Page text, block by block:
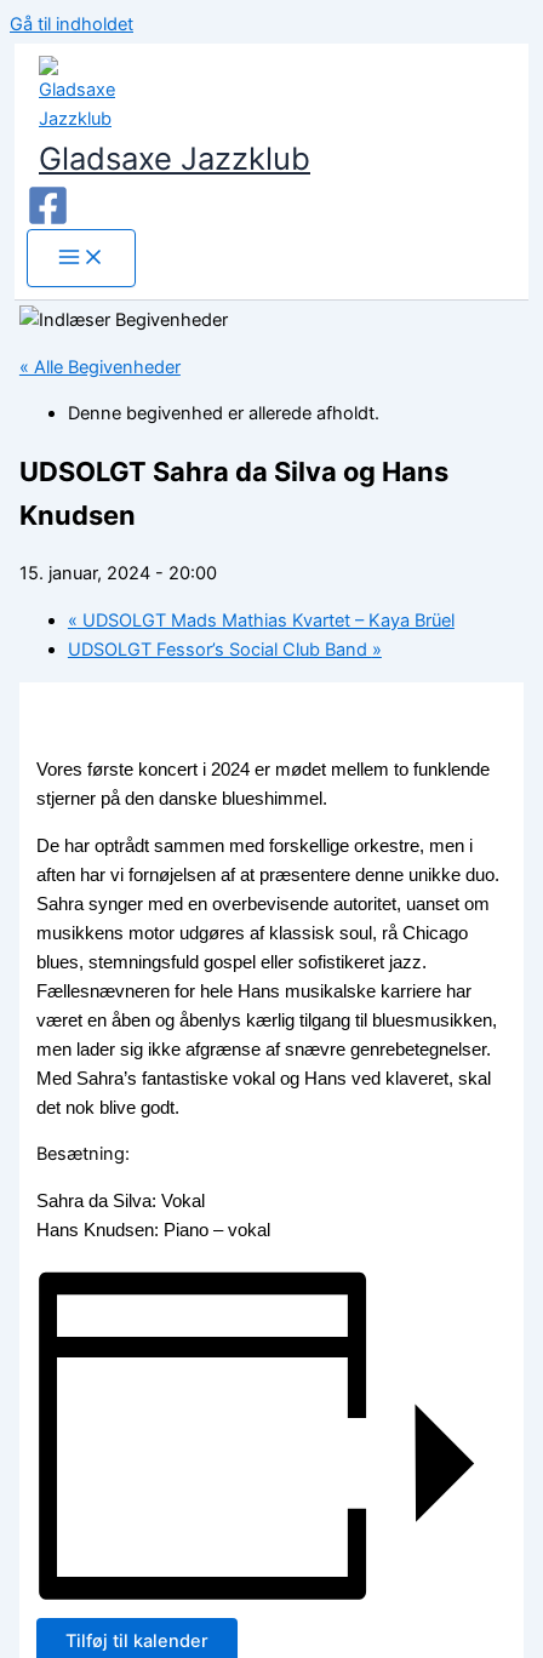
Gå til indholdet
Gladsaxe Jazzklub
« Alle Begivenheder
Denne begivenhed er allerede afholdt.
UDSOLGT Sahra da Silva og Hans
Knudsen
15. januar, 2024 - 20:00
« UDSOLGT Mads Mathias Kvartet – Kaya Brüel
UDSOLGT Fessor’s Social Club Band »
Vores første koncert i 2024 er mødet mellem to funklende
stjerner på den danske blueshimmel.
De har optrådt sammen med forskellige orkestre, men i
aften har vi fornøjelsen af at præsentere denne unikke duo.
Sahra synger med en overbevisende autoritet, uanset om
musikkens motor udgøres af klassisk soul, rå Chicago
blues, stemningsfuld gospel eller sofistikeret jazz.
Fællesnævneren for hele Hans musikalske karriere har
været en åben og åbenlys kærlig tilgang til bluesmusikken,
men lader sig ikke afgrænse af snævre genrebetegnelser.
Med Sahra’s fantastiske vokal og Hans ved klaveret, skal
det nok blive godt.
Besætning:
Sahra da Silva: Vokal
Hans Knudsen: Piano – vokal
Tilføj til kalender